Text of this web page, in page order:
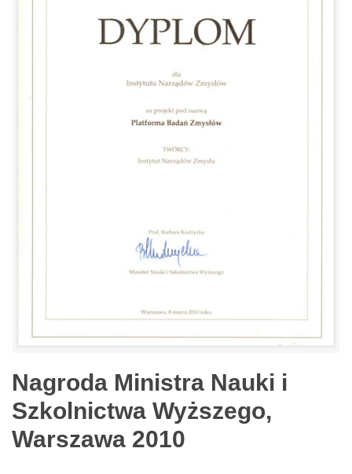
Nagroda Ministra Nauki i
Szkolnictwa Wyższego,
Warszawa 2010